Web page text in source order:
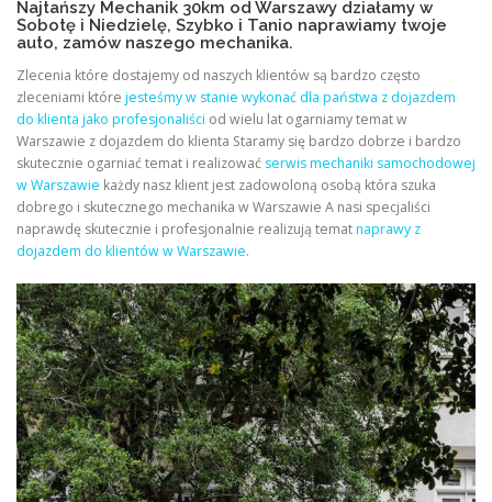
Najtańszy Mechanik 30km od Warszawy działamy w
Sobotę i Niedzielę, Szybko i Tanio naprawiamy twoje
auto, zamów naszego mechanika.
Zlecenia które dostajemy od naszych klientów są bardzo często
zleceniami które jesteśmy w stanie wykonać dla państwa z dojazdem
do klienta jako profesjonaliści od wielu lat ogarniamy temat w
Warszawie z dojazdem do klienta Staramy się bardzo dobrze i bardzo
skutecznie ogarniać temat i realizować serwis mechaniki samochodowej
w Warszawie każdy nasz klient jest zadowoloną osobą która szuka
dobrego i skutecznego mechanika w Warszawie A nasi specjaliści
naprawdę skutecznie i profesjonalnie realizują tematnaprawy z
dojazdem do klientów w Warszawie.